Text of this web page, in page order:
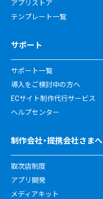
アプリストア
テンプレート一覧
サポート
サポート一覧
導入をご検討中の方へ
ECサイト制作代行サービス
ヘルプセンター
制作会社・提携会社さまへ
取次店制度
アプリ開発
メディアキット